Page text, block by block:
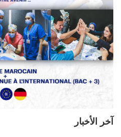
آخر الأخبار